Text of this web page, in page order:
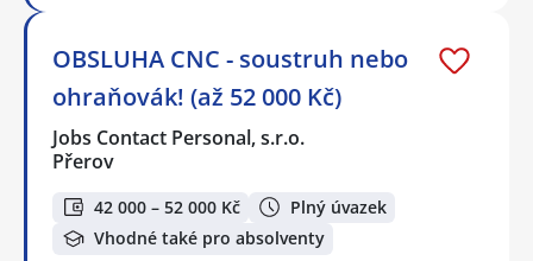
OBSLUHA CNC - soustruh nebo
ohraňovák! (až 52 000 Kč)
Jobs Contact Personal, s.r.o.
Přerov
42 000 – 52 000 Kč
Plný úvazek
Vhodné také pro absolventy